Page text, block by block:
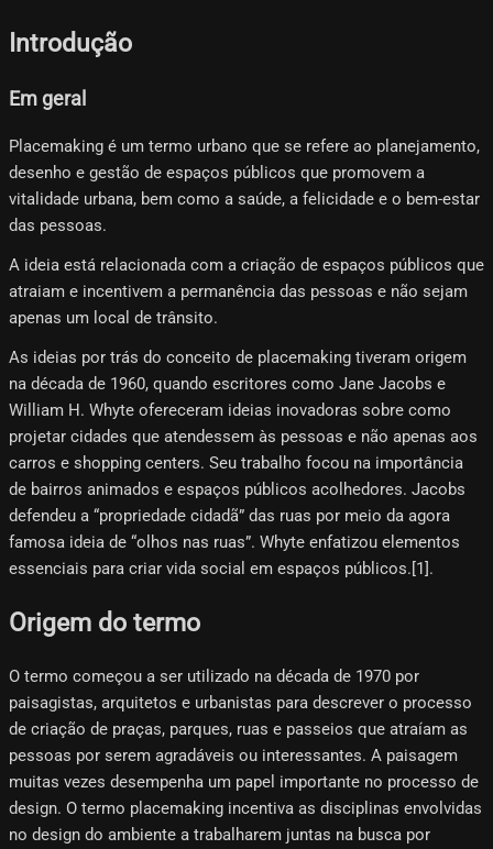
Introdução
Em geral
Placemaking é um termo urbano que se refere ao planejamento,
desenho e gestão de espaços públicos que promovem a
vitalidade urbana, bem como a saúde, a felicidade e o bem-estar
das pessoas.
A ideia está relacionada com a criação de espaços públicos que
atraiam e incentivem a permanência das pessoas e não sejam
apenas um local de trânsito.
As ideias por trás do conceito de placemaking tiveram origem
na década de 1960, quando escritores como Jane Jacobs e
William H. Whyte ofereceram ideias inovadoras sobre como
projetar cidades que atendessem às pessoas e não apenas aos
carros e shopping centers. Seu trabalho focou na importância
de bairros animados e espaços públicos acolhedores. Jacobs
defendeu a “propriedade cidadã” das ruas por meio da agora
famosa ideia de “olhos nas ruas”. Whyte enfatizou elementos
essenciais para criar vida social em espaços públicos.[1]​.
Origem do termo
O termo começou a ser utilizado na década de 1970 por
paisagistas, arquitetos e urbanistas para descrever o processo
de criação de praças, parques, ruas e passeios que atraíam as
pessoas por serem agradáveis ​​ou interessantes. A paisagem
muitas vezes desempenha um papel importante no processo de
design. O termo placemaking incentiva as disciplinas envolvidas
no design do ambiente a trabalharem juntas na busca por